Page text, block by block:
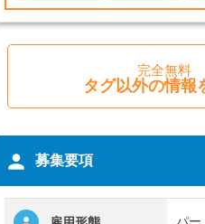
完全無料
タグ以外の情報
person 募集要項